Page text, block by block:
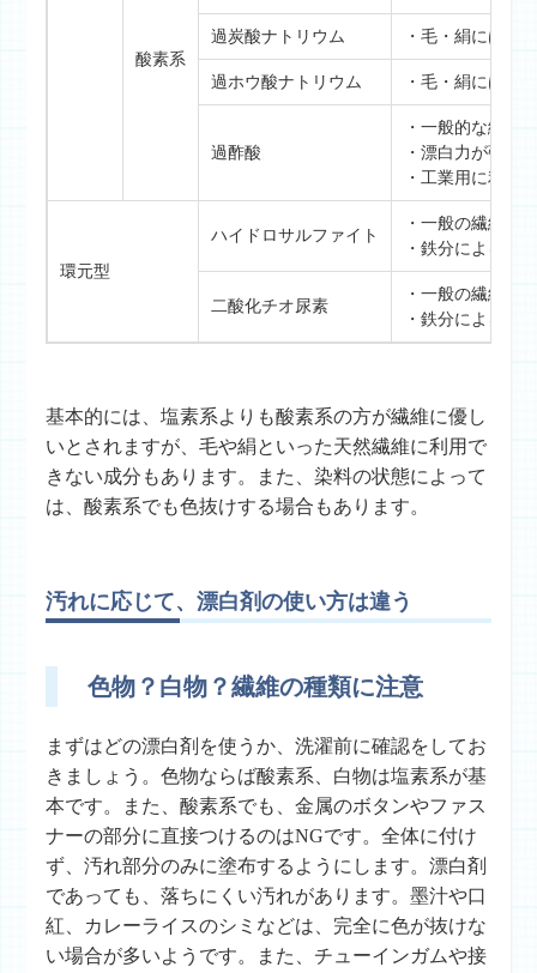
酸素系
過炭酸ナトリウム ・毛・絹には使
過ホウ酸ナトリウム ・毛・絹には使
過酢酸
・一般的な繊維
・漂白力が強い
・工業用に利用
環元型
ハイドロサルファイト
・一般の繊維に
・鉄分による黄
二酸化チオ尿素
・一般の繊維に
・鉄分による黄
基本的には、塩素系よりも酸素系の方が繊維に優し
いとされますが、毛や絹といった天然繊維に利用で
きない成分もあります。また、染料の状態によって
は、酸素系でも色抜けする場合もあります。
汚れに応じて、漂白剤の使い方は違う
色物？白物？繊維の種類に注意
まずはどの漂白剤を使うか、洗濯前に確認をしてお
きましょう。色物ならば酸素系、白物は塩素系が基
本です。また、酸素系でも、金属のボタンやファス
ナーの部分に直接つけるのはNGです。全体に付け
ず、汚れ部分のみに塗布するようにします。漂白剤
であっても、落ちにくい汚れがあります。墨汁や口
紅、カレーライスのシミなどは、完全に色が抜けな
い場合が多いようです。また、チューインガムや接